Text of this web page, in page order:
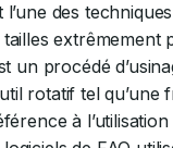
l’une des
un procédé
rotatif tel
à